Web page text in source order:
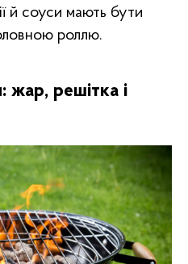
й соуси мають бути
роллю.
жар, решітка і